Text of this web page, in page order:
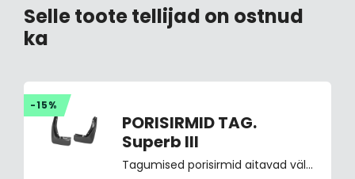
Selle toote tellijad on ostnud
ka
-15%
PORISIRMID TAG.
Superb III
Tagumised porisirmid aitavad vältida auto määrdumist ning hoida ära pori, lume või kruusa tekitatud kahjustused, sobitudes seejuures ideaalselt auto disainiga. Materjal: plastik. Pakendis 2 porisirmi + kinnitusvahendid.